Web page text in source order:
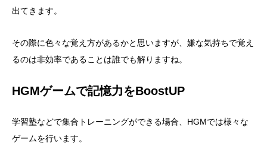
出てきます。
その際に色々な覚え方があるかと思いますが、嫌な気持ちで覚え
るのは非効率であることは誰でも解りますね。
HGMゲームで記憶力をBoostUP
学習塾などで集合トレーニングができる場合、HGMでは様々な
ゲームを行います。